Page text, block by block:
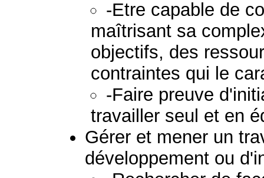
-Etre capable de
maîtrisant sa
objectifs, des
contraintes qui le
-Faire preuve
travailler seul et en
Gérer et mener un
développement ou